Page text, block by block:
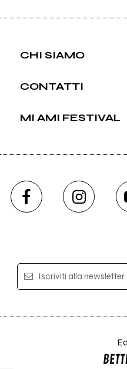
CHI SIAMO
CONTATTI
MI AMI FESTIVAL
Iscriviti alla newsletter